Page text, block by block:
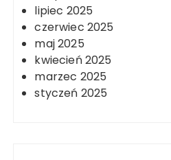
lipiec 2025
czerwiec 2025
maj 2025
kwiecień 2025
marzec 2025
styczeń 2025